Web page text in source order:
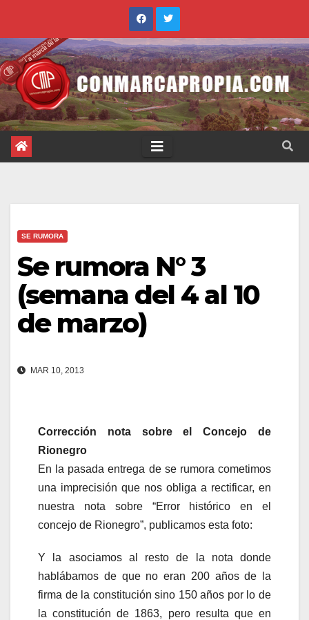
contenido
SE RUMORA
Se rumora N° 3
(semana del 4 al 10
de marzo)
MAR 10, 2013
Corrección nota sobre el Concejo de
Rionegro
En la pasada entrega de se rumora cometimos
una imprecisión que nos obliga a rectificar, en
nuestra nota sobre “Error histórico en el
concejo de Rionegro”, publicamos esta foto:
Y la asociamos al resto de la nota donde
hablábamos de que no eran 200 años de la
firma de la constitución sino 150 años por lo de
la constitución de 1863, pero resulta que en